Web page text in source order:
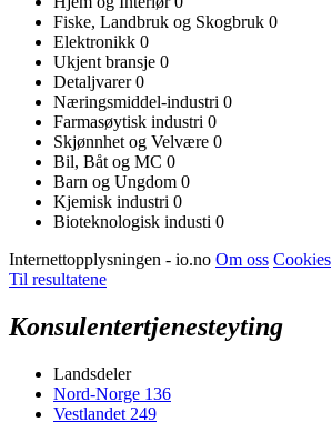
Fiske, Landbruk og Skogbruk 0
Elektronikk 0
Ukjent bransje 0
Detaljvarer0
Næringsmiddel-industri 0
Farmasøytisk industri 0
Skjønnhet og Velvære 0
Bil, Båt og MC 0
Barn og Ungdom 0
Kjemisk industri 0
Bioteknologisk industi 0
Internettopplysningen - io.no Om oss Cookies
Til resultatene
Konsulentertjenesteyting
Landsdeler
Nord-Norge 136
Vestlandet 249